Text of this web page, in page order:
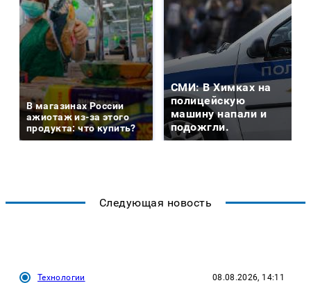
В магазинах России
ажиотаж из-за этого
продукта: что купить?
СМИ: В Химках на
полицейскую
машину напали и
подожгли.
Следующая новость
Технологии 08.08.2026, 14:11